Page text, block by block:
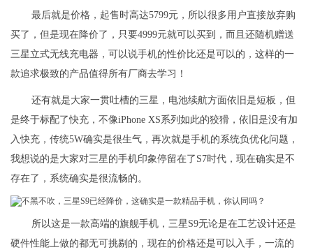
最后就是价格，起售时高达5799元，所以很多用户直接放弃购
买了，但是现在降价了，只要4999元就可以买到，而且还随机赠送
三星立式无线充电器，可以说手机的性价比还是可以的，这样的一
款追求极致的产品值得所有厂商去学习！
还有就是大家一贯吐槽的三星，电池续航方面依旧是短板，但
是终于标配了快充，不像iPhone XS系列如此的狡猾，依旧是没有加
入快充，传统5W确实是很生气，再次就是手机的系统负优化问题，
我想说的是大家对三星的手机印象停留在了S7时代，现在确实是不
存在了，系统确实是很流畅的。
所以这是一款高端的旗舰手机，三星S9无论是在工艺设计还是
硬件性能上做的都无可挑剔的，现在的价格还是可以入手，一流的